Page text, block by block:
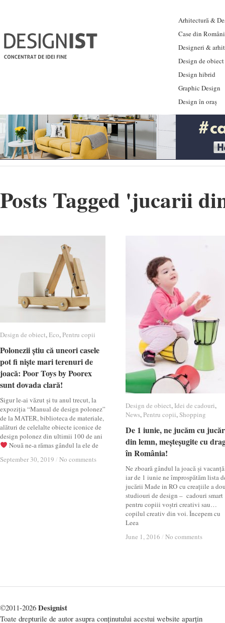
Arhitectură &
Case din
Designeri &
Design de obiect
Design hibrid
Graphic Design
Design în oraș
Posts Tagged 'jucarii
Design de obiect,Eco,Pentru copii
Polonezii știu că uneori casele
pot fi niște mari terenuri de
joacă: Poor Toys by Poorex
sunt dovada clară!
Sigur le-ai văzut și tu anul trecut, la
expoziția “Manual de design polonez”
de la MATER, biblioteca de materiale,
alături de celelalte obiecte iconice de
design polonez din ultimii 100 de ani
Nouă ne-a rămas gândul la ele de
September 30, 2019 / No comments
Design de obiect Eco Pentru copii
Polonezii știu că uneori casele
pot fi niște mari terenuri de
joacă: Poor Toys by Poorex
sunt dovada clară!
September 30, 2019 / No comments
Design de obiect, Idei de cadouri,
News,Pentru copii,Shopping
De 1 iunie, ne jucăm cu
din lemn, meșteșugite cu
în România!
Ne zboară gândul la joacă și
iar de 1 iunie ne împrospătăm lista
jucării Made in RO cu creațiile a
studiouri de design – cadouri smart
pentru copiii voștri creativi sau…
copilul creativ din voi. Începem cu
Leea
June 1, 2016 / No comments
Design de obiect Idei de cadouri
News Pentru copii Shopping
De 1 iunie, ne jucăm cu
din lemn, meșteșugite cu
în România!
June 1, 2016 / No comments
©2011-2026 Designist
Toate drepturile de autor asupra conținutului acestui website aparțin